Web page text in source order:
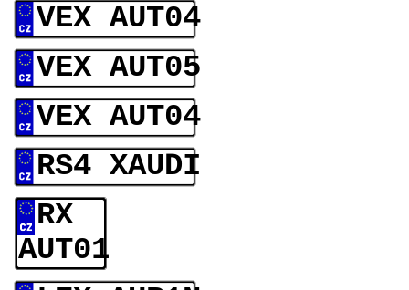
VEX AUT04
VEX AUT05
VEX AUT04
RS4 XAUDI
RX
AUT01